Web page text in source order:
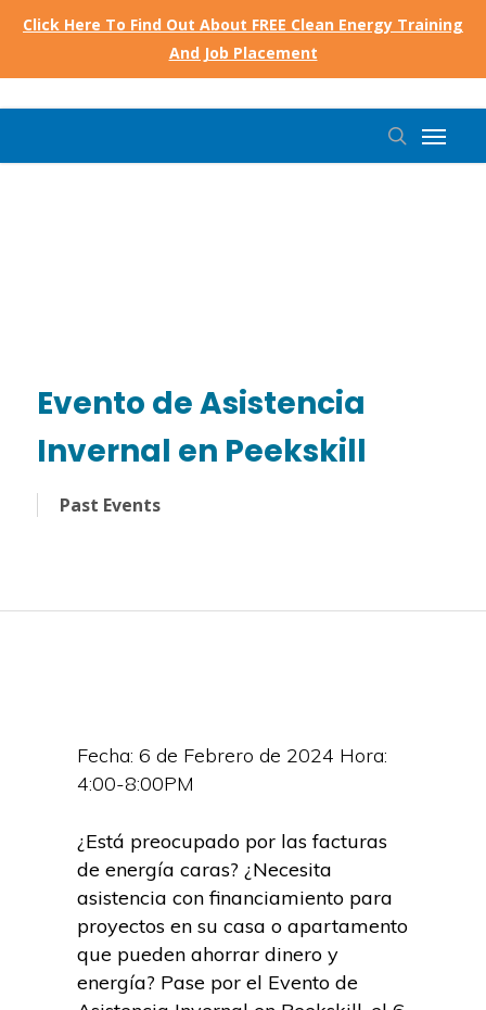
Click Here To Find Out About FREE Clean Energy Training
And Job Placement
search
Menu
Evento de Asistencia
Invernal en Peekskill
Past Events
Fecha: 6 de Febrero de 2024 Hora:
4:00-8:00PM
¿Está preocupado por las facturas
de energía caras? ¿Necesita
asistencia con financiamiento para
proyectos en su casa o apartamento
que pueden ahorrar dinero y
energía? Pase por el Evento de